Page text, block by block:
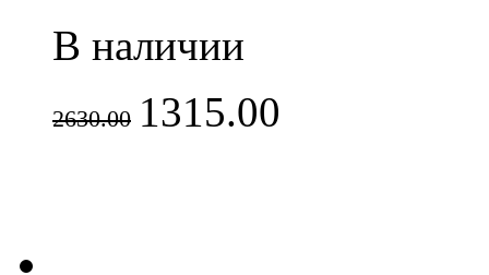
В наличии
2630.00 1315.00